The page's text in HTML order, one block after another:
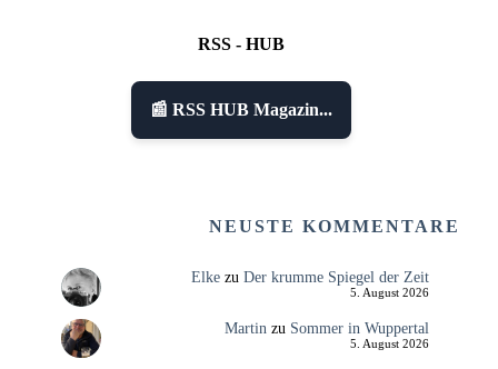
RSS - HUB
📰 RSS HUB Magazin...
NEUSTE KOMMENTARE
Elkezu Der krumme Spiegel der Zeit
5. August 2026
Martin zu Sommer in Wuppertal
5. August 2026